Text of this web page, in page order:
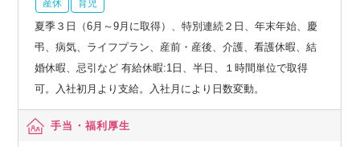
産休 育児
夏季３日（6月～9月に取得）、特別連続２日、年末年始、慶
弔、病気、ライフプラン、産前・産後、介護、看護休暇、結
婚休暇、忌引など 有給休暇:1日、半日、１時間単位で取得
可。入社初月より支給。入社月により日数変動。
手当・福利厚生